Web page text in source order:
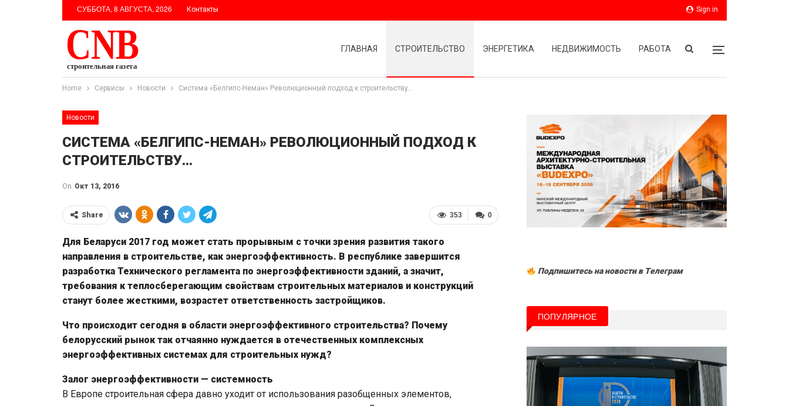
Sign in
СУББОТА, 8 АВГУСТА, 2026 Контакты
ГЛАВНАЯ СТРОИТЕЛЬСТВО ЭНЕРГЕТИКА НЕДВИЖИМОСТЬ РАБОТА
Home Сервисы Новости Система «Белгипс-Неман» Революционный подход к строительству…
Новости
СИСТЕМА «БЕЛГИПС-НЕМАН» РЕВОЛЮЦИОННЫЙ ПОДХОД К
СТРОИТЕЛЬСТВУ…
On Окт 13, 2016
0
353
Share
Для Беларуси 2017 год может стать прорывным с точки зрения развития такого
направления в строительстве, как энергоэффективность. В республике завершится
разработка Технического регламента по энергоэффективности зданий, а значит,
требования к теплосберегающим свойствам строительных материалов и конструкций
станут более жесткими, возрастет ответственность застройщиков.
Что происходит сегодня в области энергоэффективного строительства? Почему
белорусский рынок так отчаянно нуждается в отечественных комплексных
энергоэффективных системах для строительных нужд?
Залог энергоэффективности — системность
В Европе строительная сфера давно уходит от использования разобщенных элементов,
Подпишитесь на новости в Tелеграм
ПОПУЛЯРНОЕ